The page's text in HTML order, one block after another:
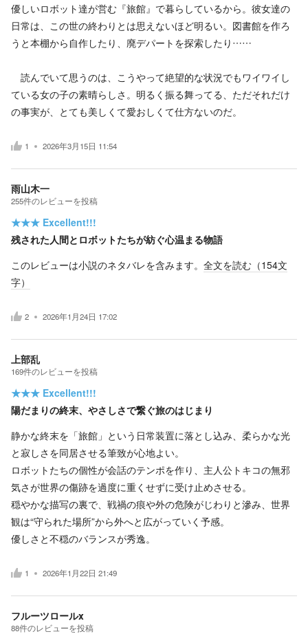
優しいロボット達が営む『旅館』で暮らしているから。彼女達の
日常は、この世の終わりとは思えないほど明るい。図書館を作ろ
うと本棚から自作したり、廃デパートを探索したり……
読んでいて思うのは、こうやって絶望的な状況でもワイワイし
ている女の子の素晴らしさ。明るく振る舞ってる、ただそれだけ
の事実が、とても美しくて愛おしくて仕方ないのだ。
1 2026年3月15日 11:54
雨山木一
255件のレビューを投稿
★★★ Excellent!!!
残された人間とロボットたちが紡ぐ心温まる物語
このレビューは小説のネタバレを含みます。 全文を読む（154文
字）
2 2026年1月24日 17:02
上部乱
169件のレビューを投稿
★★★ Excellent!!!
陽だまりの終末、やさしさで繋ぐ旅のはじまり
静かな終末を「旅館」という日常装置に落とし込み、柔らかな光
と寂しさを同居させる筆致が心地よい。
ロボットたちの個性が会話のテンポを作り、主人公トキコの無邪
気さが世界の傷跡を過度に重くせずに受け止めさせる。
穏やかな描写の裏で、戦禍の痕や外の危険がじわりと滲み、世界
観は“守られた場所”から外へと広がっていく予感。
優しさと不穏のバランスが秀逸。
1 2026年1月22日 21:49
フルーツロールx
88件のレビューを投稿